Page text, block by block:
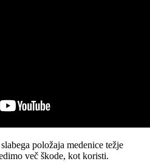
položaja medenice težje
več škode, kot koristi.